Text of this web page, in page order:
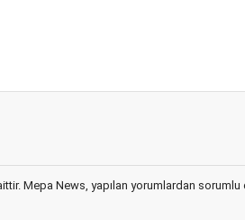
Mepa News, yapılan yorumlardan